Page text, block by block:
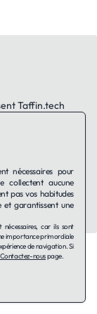
Taffin.tech
nécessaires pour
collectent aucune
pas vos habitudes
et garantissent une
car ils sont
importance primordiale
de navigation. Si
Contactez-nouspage.